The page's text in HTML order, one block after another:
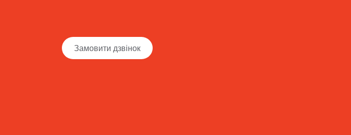
Замовити дзвінок